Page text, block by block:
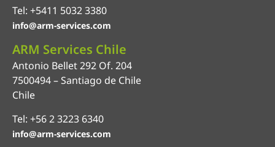
Tel: +5411 5032 3380
info@arm-services.com
ARM Services Chile
Antonio Bellet 292 Of. 204
7500494 – Santiago de Chile
Chile
Tel: +56 2 3223 6340
info@arm-services.com